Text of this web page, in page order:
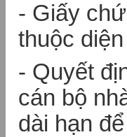
- Giấy
thuộc
- Quyết
cán bộ
dài hạn